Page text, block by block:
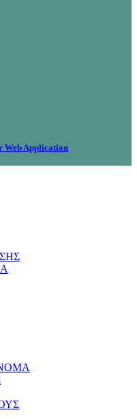
Web Application